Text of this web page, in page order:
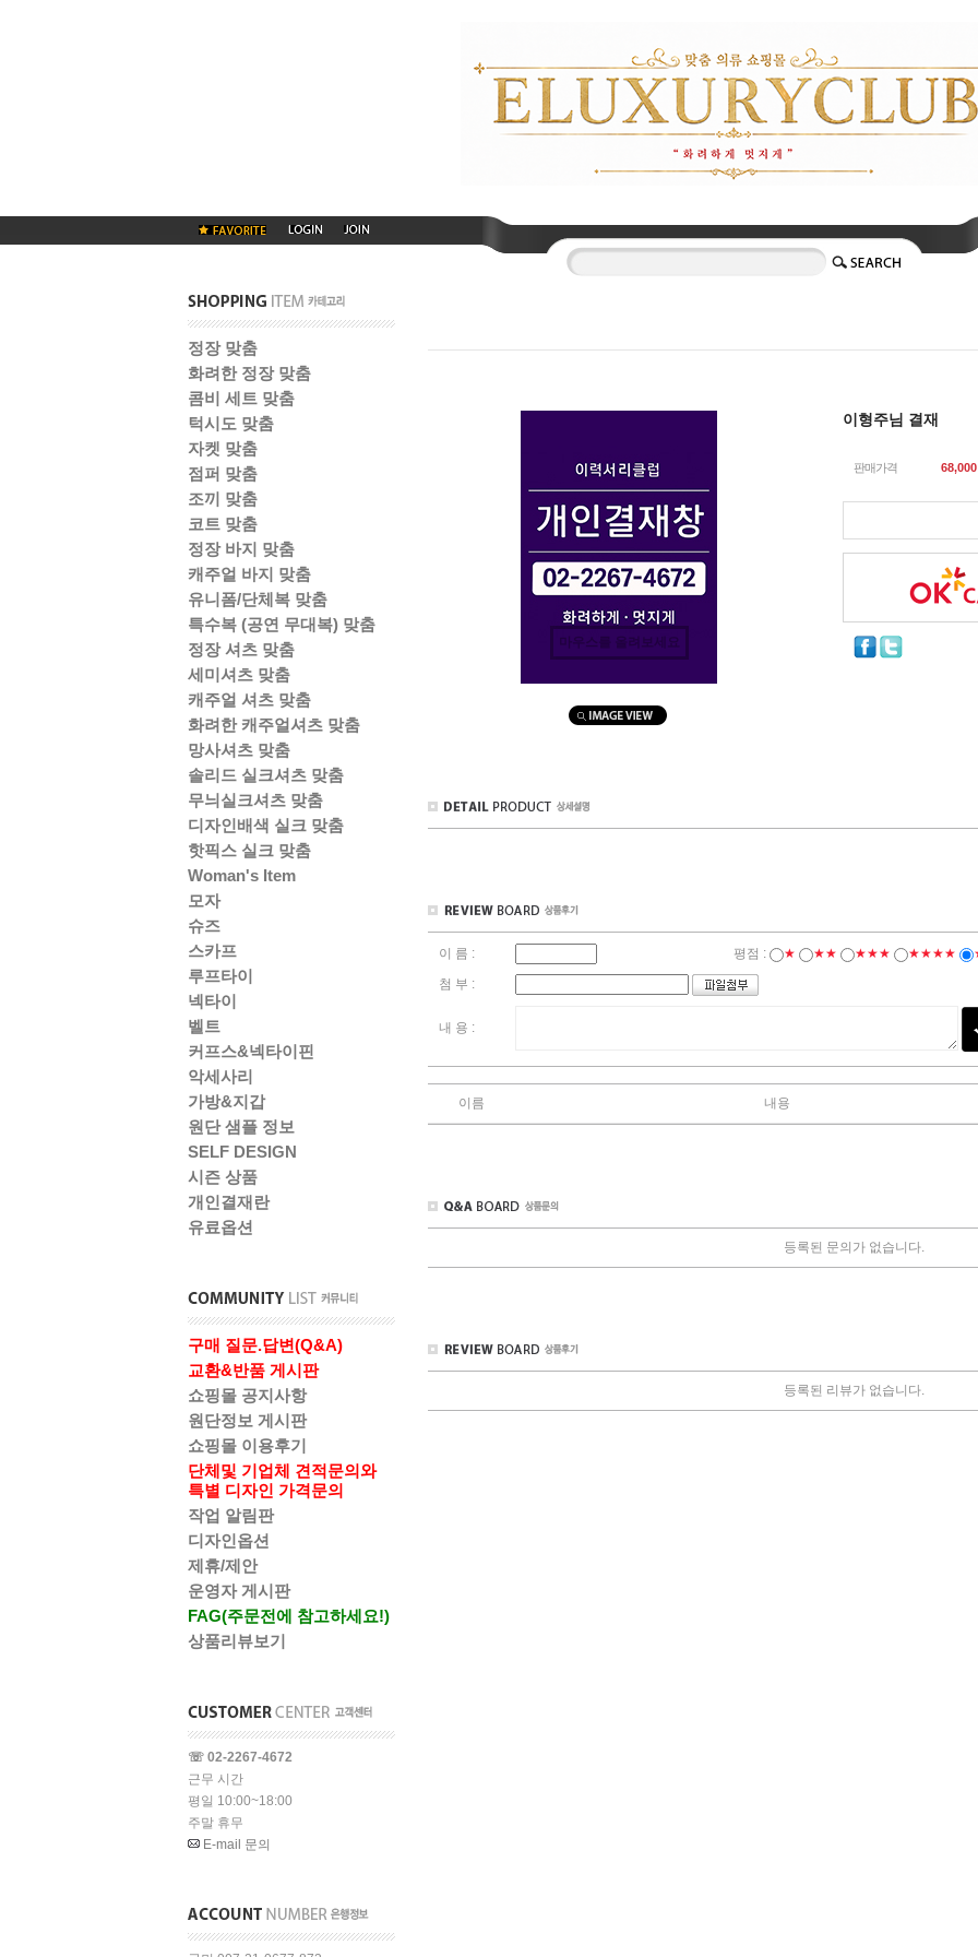
정장 맞춤
화려한 정장 맞춤
콤비 세트 맞춤
턱시도 맞춤
자켓 맞춤
점퍼 맞춤
조끼 맞춤
코트 맞춤
정장 바지 맞춤
캐주얼 바지 맞춤
유니폼/단체복 맞춤
특수복 (공연 무대복) 맞춤
정장 셔츠 맞춤
세미셔츠 맞춤
캐주얼 셔츠 맞춤
화려한 캐주얼셔츠 맞춤
망사셔츠 맞춤
솔리드 실크셔츠 맞춤
무늬실크셔츠 맞춤
디자인배색 실크 맞춤
핫픽스 실크 맞춤
Woman's Item
모자
슈즈
스카프
루프타이
넥타이
벨트
커프스&넥타이핀
악세사리
가방&지갑
원단 샘플 정보
SELF DESIGN
시즌 상품
개인결재란
유료옵션
구매 질문.답변(Q&A)
교환&반품 게시판
쇼핑몰 공지사항
원단정보 게시판
쇼핑몰 이용후기
단체및 기업체 견적문의와
특별 디자인 가격문의
작업 알림판
디자인옵션
제휴/제안
운영자 게시판
FAG(주문전에 참고하세요!)
상품리뷰보기
☏ 02-2267-4672
근무 시간
평일 10:00~18:00
주말 휴무
E-mail 문의
마우스를 올려보세요
이형주님 결재
판매가격 68,000
이 름 : 평점 : ★ ★★ ★★★ ★★★★
첨 부 :
내 용 :
이름 내용
등록된 문의가 없습니다.
등록된 리뷰가 없습니다.